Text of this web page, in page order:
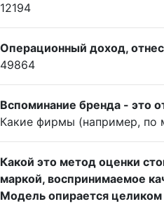
12194
Операционный доход,
49864
Вспоминание бренда - это
Какие фирмы (например, по
Какой это метод оценки
маркой, воспринимаемое
Модель опирается